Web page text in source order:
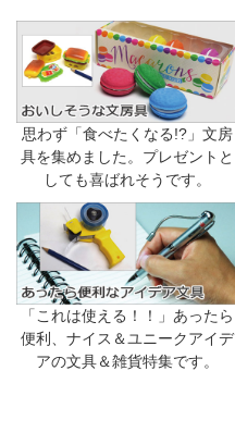
思わず「食べたくなる!?」文房
具を集めました。プレゼントと
しても喜ばれそうです。
「これは使える！！」あったら
便利、ナイス＆ユニークアイデ
アの文具＆雑貨特集です。